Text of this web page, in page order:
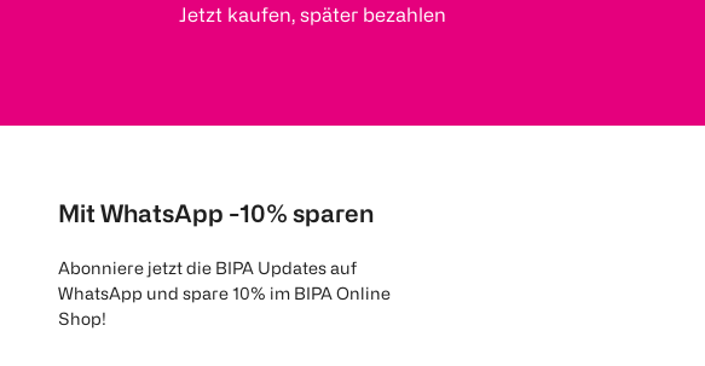
Jetzt kaufen, später bezahlen
Mit WhatsApp -10% sparen
Abonniere jetzt die BIPA Updates auf
WhatsApp und spare 10% im BIPA Online
Shop!